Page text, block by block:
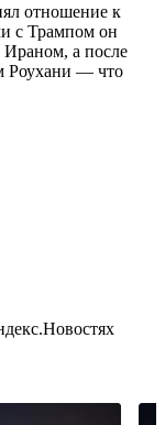
отношение к
с Трампом он
Ираном, а после
Роухани — что